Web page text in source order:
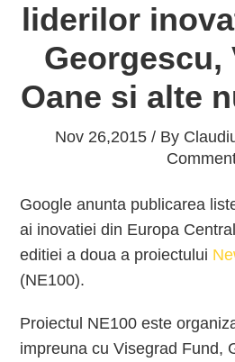
liderilor
Georgescu,
Oane si alte
Nov 26,2015 / By
Google anunta publicarea
ai inovatiei din Europa
editiei a doua a proiectului
(NE100).
Proiectul NE100 este
impreuna cu Visegrad Fund,